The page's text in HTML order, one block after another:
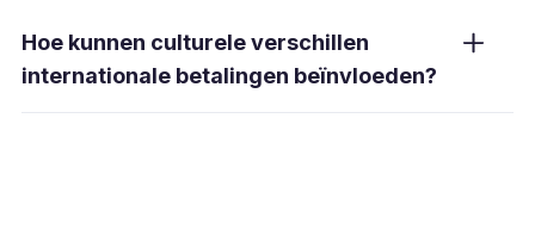
voorschriften is essentieel om wettelijke
sancties, boetes en reputatieschade te
voorkomen. Het zorgt ook voor een soepele
Hoe kunnen culturele verschillen
internationale betalingen beïnvloeden?